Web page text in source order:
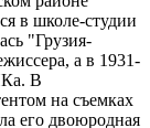
в школе-студии
"Грузия-
а в 1931-
В
на съемках
его двоюродная